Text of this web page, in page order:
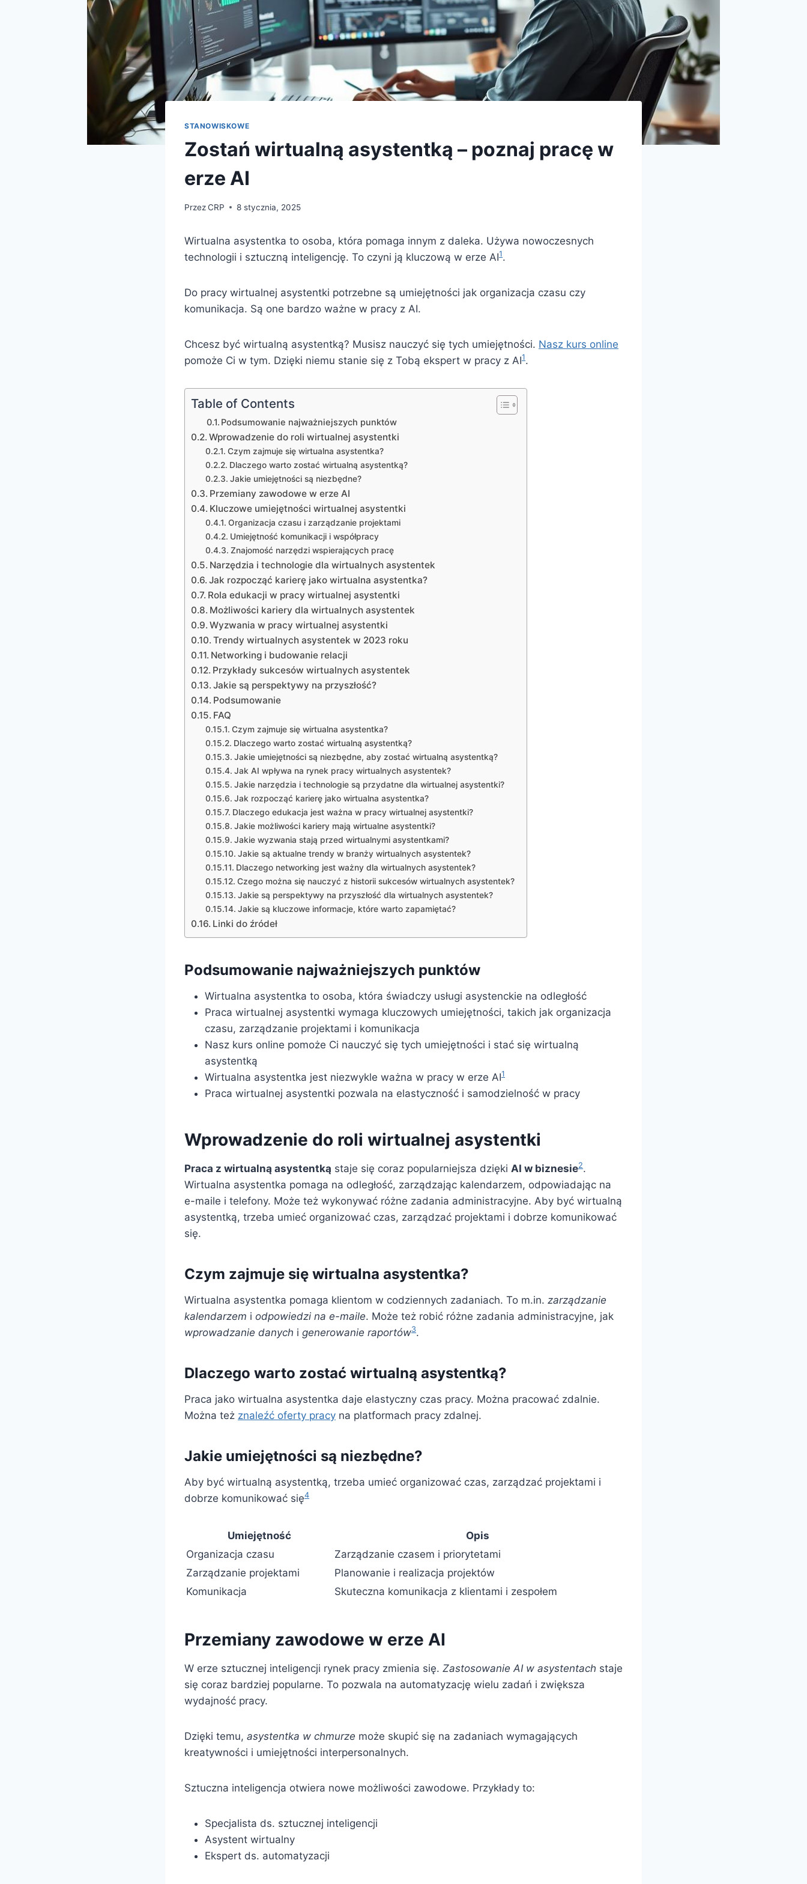
STANOWISKOWE
Zostań wirtualną asystentką – poznaj pracę w
erze AI
PrzezCRP 8 stycznia, 2025
Wirtualna asystentka to osoba, która pomaga innym z daleka. Używa nowoczesnych
technologii i sztuczną inteligencję. To czyni ją kluczową w erze AI1.
Do pracy wirtualnej asystentki potrzebne są umiejętności jak organizacja czasu czy
komunikacja. Są one bardzo ważne w pracy z AI.
Chcesz być wirtualną asystentką? Musisz nauczyć się tych umiejętności. Nasz kurs online
pomoże Ci w tym. Dzięki niemu stanie się z Tobą ekspert w pracy z AI1.
Table of Contents
Podsumowanie najważniejszych punktów
Wprowadzenie do roli wirtualnej asystentki
Czym zajmuje się wirtualna asystentka?
Dlaczego warto zostać wirtualną asystentką?
Jakie umiejętności są niezbędne?
Przemiany zawodowe w erze AI
Kluczowe umiejętności wirtualnej asystentki
Organizacja czasu i zarządzanie projektami
Umiejętność komunikacji i współpracy
Znajomość narzędzi wspierających pracę
Narzędzia i technologie dla wirtualnych asystentek
Jak rozpocząć karierę jako wirtualna asystentka?
Rola edukacji w pracy wirtualnej asystentki
Możliwości kariery dla wirtualnych asystentek
Wyzwania w pracy wirtualnej asystentki
Trendy wirtualnych asystentek w 2023 roku
Networking i budowanie relacji
Przykłady sukcesów wirtualnych asystentek
Jakie są perspektywy na przyszłość?
Podsumowanie
FAQ
Czym zajmuje się wirtualna asystentka?
Dlaczego warto zostać wirtualną asystentką?
Jakie umiejętności są niezbędne, aby zostać wirtualną asystentką?
Jak AI wpływa na rynek pracy wirtualnych asystentek?
Jakie narzędzia i technologie są przydatne dla wirtualnej asystentki?
Jak rozpocząć karierę jako wirtualna asystentka?
Dlaczego edukacja jest ważna w pracy wirtualnej asystentki?
Jakie możliwości kariery mają wirtualne asystentki?
Jakie wyzwania stają przed wirtualnymi asystentkami?
Jakie są aktualne trendy w branży wirtualnych asystentek?
Dlaczego networking jest ważny dla wirtualnych asystentek?
Czego można się nauczyć z historii sukcesów wirtualnych asystentek?
Jakie są perspektywy na przyszłość dla wirtualnych asystentek?
Jakie są kluczowe informacje, które warto zapamiętać?
Linki do źródeł
Podsumowanie najważniejszych punktów
Wirtualna asystentka to osoba, która świadczy usługi asystenckie na odległość
Praca wirtualnej asystentki wymaga kluczowych umiejętności, takich jak organizacja
czasu, zarządzanie projektami i komunikacja
Nasz kurs online pomoże Ci nauczyć się tych umiejętności i stać się wirtualną
asystentką
Wirtualna asystentka jest niezwykle ważna w pracy w erze AI1
Praca wirtualnej asystentki pozwala na elastyczność i samodzielność w pracy
Wprowadzenie do roli wirtualnej asystentki
Praca z wirtualną asystentką staje się coraz popularniejsza dzięki AI w biznesie2.
Wirtualna asystentka pomaga na odległość, zarządzając kalendarzem, odpowiadając na
e-maile i telefony. Może też wykonywać różne zadania administracyjne. Aby być wirtualną
asystentką, trzeba umieć organizować czas, zarządzać projektami i dobrze komunikować
się.
Czym zajmuje się wirtualna asystentka?
Wirtualna asystentka pomaga klientom w codziennych zadaniach. To m.in. zarządzanie
kalendarzem i odpowiedzi na e-maile. Może też robić różne zadania administracyjne, jak
wprowadzanie danych i generowanie raportów3.
Dlaczego warto zostać wirtualną asystentką?
Praca jako wirtualna asystentka daje elastyczny czas pracy. Można pracować zdalnie.
Można też znaleźć oferty pracy na platformach pracy zdalnej.
Jakie umiejętności są niezbędne?
Aby być wirtualną asystentką, trzeba umieć organizować czas, zarządzać projektami i
dobrze komunikować się4
Umiejętność
Opis
Organizacja czasu
Zarządzanie czasem i priorytetami
Zarządzanie projektami
Planowanie i realizacja projektów
Komunikacja
Skuteczna komunikacja z klientami i zespołem
Przemiany zawodowe w erze AI
W erze sztucznej inteligencji rynek pracy zmienia się. Zastosowanie AI w asystentach staje
się coraz bardziej popularne. To pozwala na automatyzację wielu zadań i zwiększa
wydajność pracy.
Dzięki temu, asystentka w chmurze może skupić się na zadaniach wymagających
kreatywności i umiejętności interpersonalnych.
Sztuczna inteligencja otwiera nowe możliwości zawodowe. Przykłady to:
Specjalista ds. sztucznej inteligencji
Asystent wirtualny
Ekspert ds. automatyzacji